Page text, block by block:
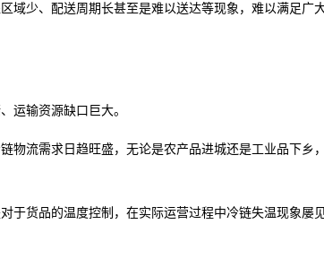
域少、配送周期长甚至是难以送达等现象，难以满足广
运输资源缺口巨大。
物流需求日趋旺盛，无论是农产品进城还是工业品下乡
于货品的温度控制，在实际运营过程中冷链失温现象屡